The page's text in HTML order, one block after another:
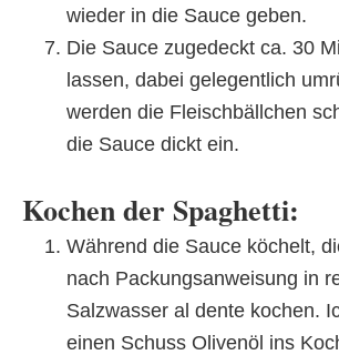
wieder in die Sauce geben.
Die Sauce zugedeckt ca. 30
lassen, dabei gelegentlich
werden die Fleischbällchen
die Sauce dickt ein.
Kochen der Spaghetti:
Während die Sauce köchelt,
nach Packungsanweisung in
Salzwasser al dente kochen.
einen Schuss Olivenöl ins